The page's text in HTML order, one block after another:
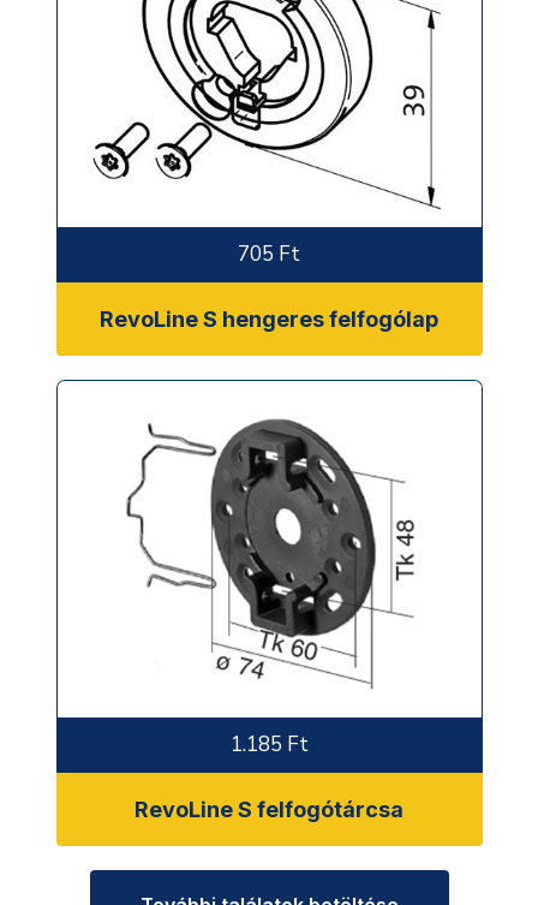
705 Ft
RevoLine S hengeres felfogólap
1.185 Ft
RevoLine S felfogótárcsa